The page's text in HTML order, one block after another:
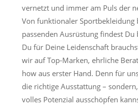
vernetzt und immer am Puls der
Von funktionaler Sportbekleidung
passenden Ausrüstung findest Du
Du für Deine Leidenschaft
wir auf Top-Marken, ehrliche
how aus erster Hand. Denn für
die richtige Ausstattung –
volles Potenzial ausschöpfen